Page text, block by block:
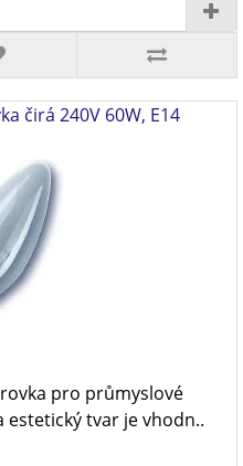
čirá 240V 60W, E14
pro průmyslové
estetický tvar je vhodn..